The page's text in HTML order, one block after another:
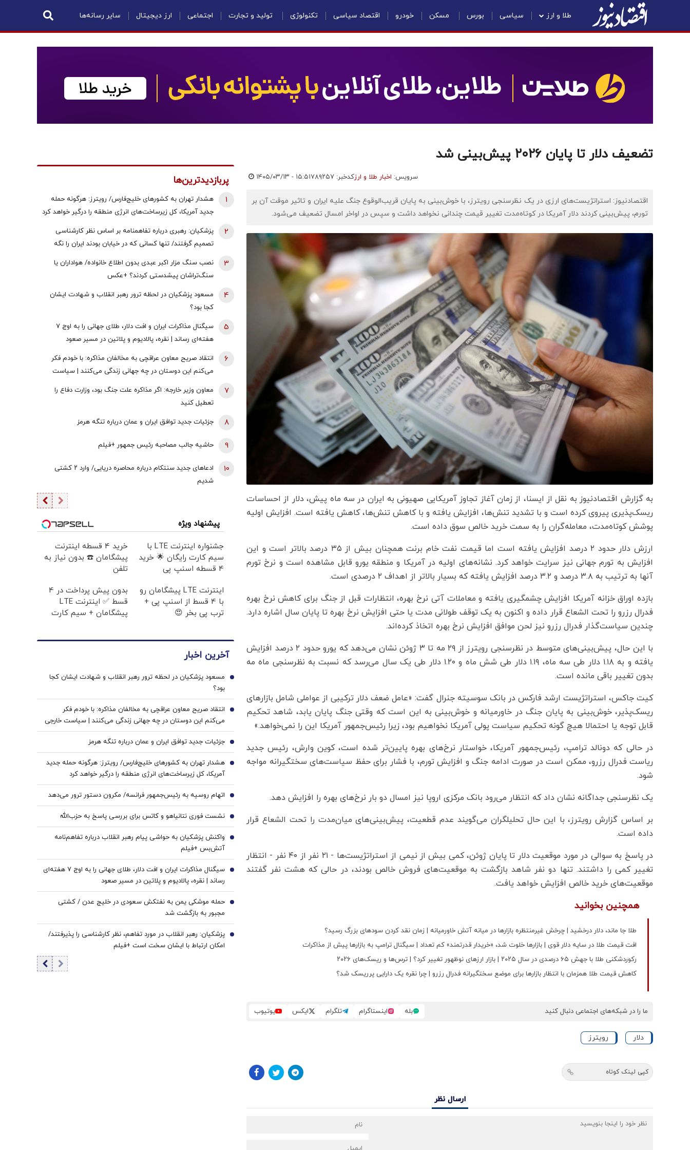
طلا و ارز سیاسی بورس مسکن خودرو اقتصاد سیاسی تکنولوژی تولید و تجارت اجتماعی ارز دیجیتال سایر رسانه‌ها
تضعیف دلار تا پایان ۲۰۲۶ پیش‌بینی شد
سرویس: اخبار طلا و ارزکدخبر: ۷۸۹۲۵۷ ۱۴۰۵/۰۳/۱۳ - ۱۵:۵۱
اقتصادنیوز: استراتژیست‌های ارزی در یک نظرسنجی رویترز، با خوش‌بینی به پایان قریب‌الوقوع جنگ علیه ایران و تاثیر موقت آن بر
تورم، پیش‌بینی کردند دلار آمریکا در کوتاه‌مدت تغییر قیمت چندانی نخواهد داشت و سپس در اواخر امسال تضعیف می‌شود.
به گزارش اقتصادنیوز به نقل از ایسنا، از زمان آغاز تجاوز آمریکایی صهیونی به ایران در سه ماه پیش، دلار از احساسات
ریسک‌پذیری پیروی کرده است و با تشدید تنش‌ها، افزایش یافته و با کاهش تنش‌ها، کاهش یافته است. افزایش اولیه
پوشش کوتاه‌مدت، معامله‌گران را به سمت خرید خالص سوق داده است.
ارزش دلار حدود ۲ درصد افزایش یافته است اما قیمت نفت خام برنت همچنان بیش از ۳۵ درصد بالاتر است و این
افزایش به تورم جهانی نیز سرایت خواهد کرد. نشانه‌های اولیه در آمریکا و منطقه یورو قابل مشاهده است و نرخ تورم
آنها به ترتیب به ۳.۸ درصد و ۳.۲ درصد افزایش یافته که بسیار بالاتر از اهداف ۲ درصدی است.
بازده اوراق خزانه‌ آمریکا افزایش چشمگیری یافته و معاملات آتی نرخ بهره، انتظارات قبل از جنگ برای کاهش نرخ بهره
فدرال رزرو را تحت الشعاع قرار داده و اکنون به یک توقف طولانی مدت یا حتی افزایش نرخ بهره تا پایان سال اشاره دارد.
چندین سیاست‌گذار فدرال رزرو نیز لحن موافق افزایش نرخ بهره اتخاذ کرده‌اند.
با این حال، پیش‌بینی‌های متوسط ‌در نظرسنجی رویترز از ۲۹ مه تا ۳ ژوئن نشان می‌دهد که یورو حدود ۲ درصد افزایش
یافته و به ۱.۱۸ دلار طی سه ماه، ۱.۱۹ دلار طی شش ماه و ۱.۲۰ دلار طی یک سال می‌رسد که نسبت به نظرسنجی ماه مه
بدون تغییر باقی مانده است.
کیت جاکس، استراتژیست ارشد فارکس در بانک سوسیته جنرال گفت: «عامل ضعف دلار ترکیبی از عواملی شامل بازارهای
ریسک‌پذیر، خوش‌بینی به پایان جنگ در خاورمیانه و خوش‌بینی به این است که وقتی جنگ پایان یابد، شاهد تحکیم
قابل توجه یا احتمالا هیچ گونه تحکیم سیاست پولی آمریکا نخواهیم بود، زیرا رئیس‌جمهور آمریکا این را نمی‌خواهد.»
در حالی که دونالد ترامپ، رئیس‌جمهور آمریکا، خواستار نرخ‌های بهره پایین‌تر شده است، کوین وارش، رئیس جدید
ریاست فدرال رزرو، ممکن است در صورت ادامه جنگ و افزایش تورم، با فشار برای حفظ سیاست‌های سختگیرانه مواجه
شود.
یک نظرسنجی جداگانه نشان داد که انتظار می‌رود بانک مرکزی اروپا نیز امسال دو بار نرخ‌های بهره را افزایش دهد.
بر اساس گزارش رویترز، با این حال تحلیلگران می‌گویند عدم قطعیت، پیش‌بینی‌های میان‌مدت را تحت الشعاع قرار
داده است.
در پاسخ به سوالی در مورد موقعیت دلار تا پایان ژوئن، کمی بیش از نیمی از استراتژیست‌ها - ۲۱ نفر از ۴۰ نفر - انتظار
تغییر کمی را داشتند. تنها دو نفر شاهد بازگشت به موقعیت‌های فروش خالص بودند، در حالی که هشت نفر گفتند
موقعیت‌های خرید خالص افزایش خواهد یافت.
همچنین بخوانید
طلا جا ماند، دلار درخشید | چرخش غیرمنتظره بازارها در میانه آتش خاورمیانه | زمان نقد کردن سودهای بزرگ رسید؟
افت قیمت طلا در سایه دلار قوی | بازارها خلوت شد، «خریدار قدرتمند» کم تعداد | سیگنال ترامپ به بازارها پیش از مذاکرات
رکوردشکنی طلا با جهش ۶۵ درصدی در سال ۲۰۲۵ | بازار ارزهای نوظهور تغییر کرد؟ | ترس‌ها و ریسک‌های ۲۰۲۶
کاهش قیمت طلا همزمان با انتظار بازارها برای موضع سختگیرانه فدرال رزرو | چرا نقره یک دارایی پرریسک شد؟
ما را در شبکه‌های اجتماعی دنبال کنید بله اینستاگرام تلگرام ایکس یوتیوب
دلار رویترز
کپی لینک کوتاه
ارسال نظر
پربازدیدترین‌ها
هشدار تهران به کشورهای خلیج‌فارس/ رویترز: هرگونه حمله
جدید آمریکا، کل زیرساخت‌های انرژی منطقه را درگیر خواهد کرد
1
پزشکیان: رهبری درباره تفاهمنامه بر اساس نظر کارشناسی
تصمیم گرفتند/ تنها کسانی که در خیابان بودند ایران را نگه
نداشتند همه سهیم هستند
2
نصب سنگ مزار اکبر عبدی بدون اطلاع خانواده/ هواداران یا
سنگ‌تراشان پیشدستی کردند؟ +عکس
3
مسعود پزشکیان در لحظه ترور رهبر انقلاب و شهادت ایشان
کجا بود؟
4
سیگنال مذاکرات ایران و افت دلار، طلای جهانی را به اوج ۷
هفته‌ای رساند | نقره، پالادیوم و پلاتین در مسیر صعود
5
انتقاد صریح معاون عراقچی به مخالفان مذاکره: با خودم فکر
می‌کنم این دوستان در چه جهانی زندگی می‌کنند | سیاست
خارجی عرصه تصمیم‌های دشوار و سنجش دقیق هزینه و فایده
6
معاون وزیر خارجه: اگر مذاکره علت جنگ بود، وزارت دفاع را
تعطیل کنید
7
جزئیات جدید توافق ایران و عمان درباره تنگه هرمز 8
حاشیه جالب مصاحبه رئیس جمهور +فیلم 9
ادعاهای جدید سنتکام درباره محاصره دریایی/ وارد ۲ کشتی
شدیم
10
پیشنهاد ویژه
جشنواره اینترنت LTE با
سیم کارت رایگان 🌟 خرید
4 قسطه اسنپ پی
خرید 4 قسطه اینترنت
پیشگامان ☎️ بدون نیاز به
تلفن
اینترنت LTE پیشگامان رو
با 4 قسط از اسنپ پی +
ترب پی بخر 😍
بدون پیش پرداخت در 4
قسط ✅ اینترنت LTE
پیشگامان + سیم کارت
آخرین اخبار
مسعود پزشکیان در لحظه ترور رهبر انقلاب و شهادت ایشان کجا
بود؟
1
انتقاد صریح معاون عراقچی به مخالفان مذاکره: با خودم فکر
می‌کنم این دوستان در چه جهانی زندگی می‌کنند | سیاست خارجی
عرصه تصمیم‌های دشوار و سنجش دقیق هزینه و فایده است
2
جزئیات جدید توافق ایران و عمان درباره تنگه هرمز 3
هشدار تهران به کشورهای خلیج‌فارس/ رویترز: هرگونه حمله جدید
آمریکا، کل زیرساخت‌های انرژی منطقه را درگیر خواهد کرد
4
اتهام روسیه به رئیس‌جمهور فرانسه/ مکرون دستور ترور می‌دهد 5
نشست فوری نتانیاهو و کاتس برای بررسی پاسخ به حزب‌الله 6
واکنش پزشکیان به حواشی پیام رهبر انقلاب درباره تفاهم‌نامه
آتش‌بس +فیلم
7
سیگنال مذاکرات ایران و افت دلار، طلای جهانی را به اوج ۷ هفته‌ای
رساند | نقره، پالادیوم و پلاتین در مسیر صعود
8
حمله موشکی یمن به نفتکش سعودی در خلیج عدن / کشتی
مجبور به بازگشت شد
9
پزشکیان: رهبر انقلاب در مورد تفاهم، نظر کارشناسی را پذیرفتند/
امکان ارتباط با ایشان سخت است +فیلم
10